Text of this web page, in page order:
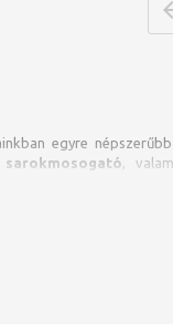
egyre népszerűbb
sarokmosogató ,
A